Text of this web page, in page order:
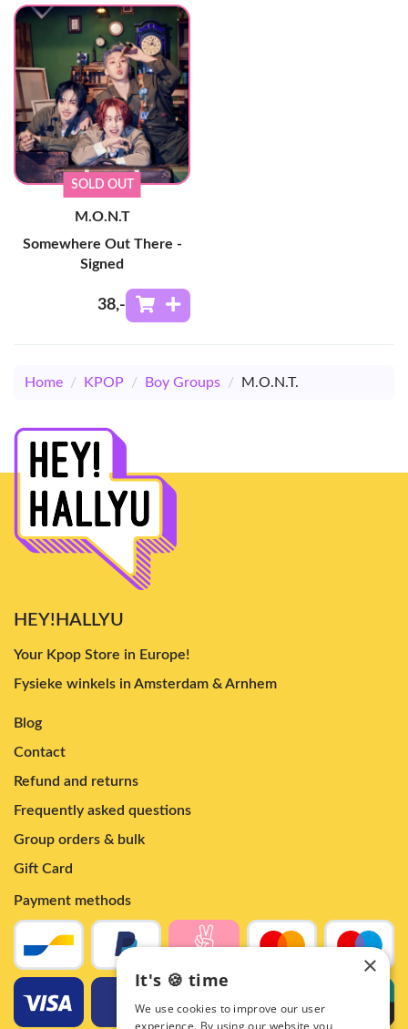
SOLD OUT
M.O.N.T
Somewhere Out There -
Signed
38,-
Home / KPOP / Boy Groups / M.O.N.T.
HEY!HALLYU
Your Kpop Store in Europe!
Fysieke winkels in Amsterdam & Arnhem
Blog
Contact
Refund and returns
Frequently asked questions
Group orders & bulk
Gift Card
Payment methods
×
It's 🍪 time
We use cookies to improve our user
experience. By using our website you